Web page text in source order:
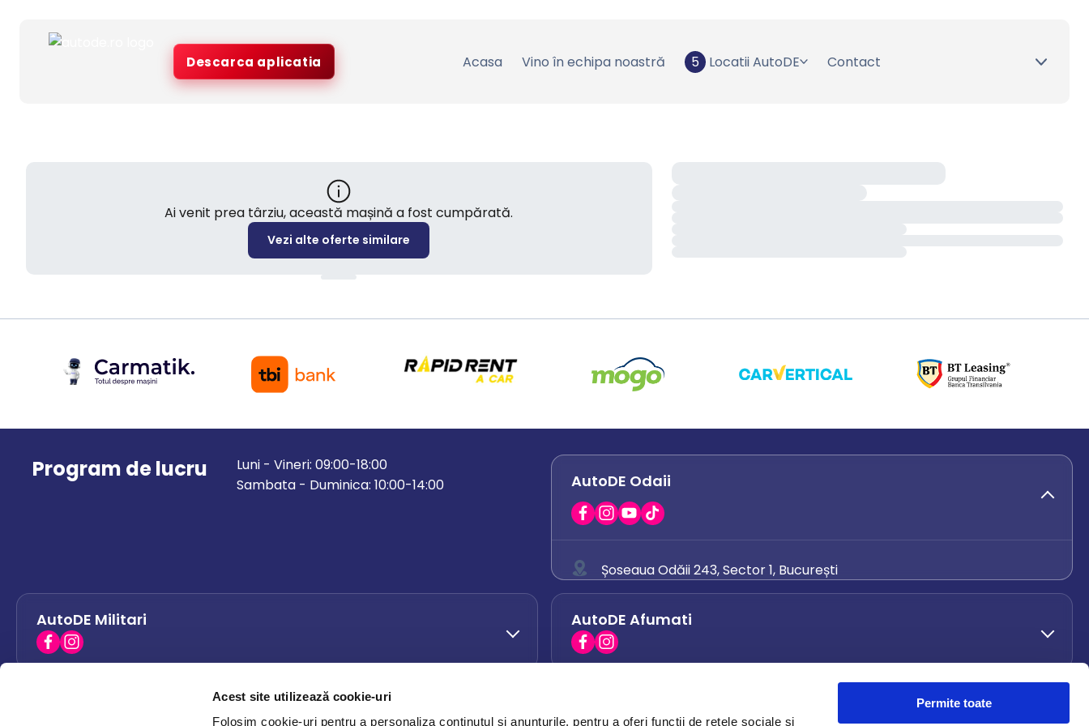
Acest site utilizează cookie-uri
Folosim cookie-uri pentru a personaliza conținutul și anunțurile, pentru a oferi funcții de rețele sociale și
Permite toate
Descarca aplicatia Acasa Vino în echipa noastră 5 Locatii AutoDE Contact
Ai venit prea târziu, această mașină a fost cumpărată.
Vezi alte oferte similare
Program de lucru
Luni - Vineri: 09:00-18:00
Sambata - Duminica: 10:00-14:00
AutoDE Odaii
Șoseaua Odăii 243, Sector 1, București
0742 444 194
office.odaii@autode.ro
AutoDE Militari AutoDE Afumati